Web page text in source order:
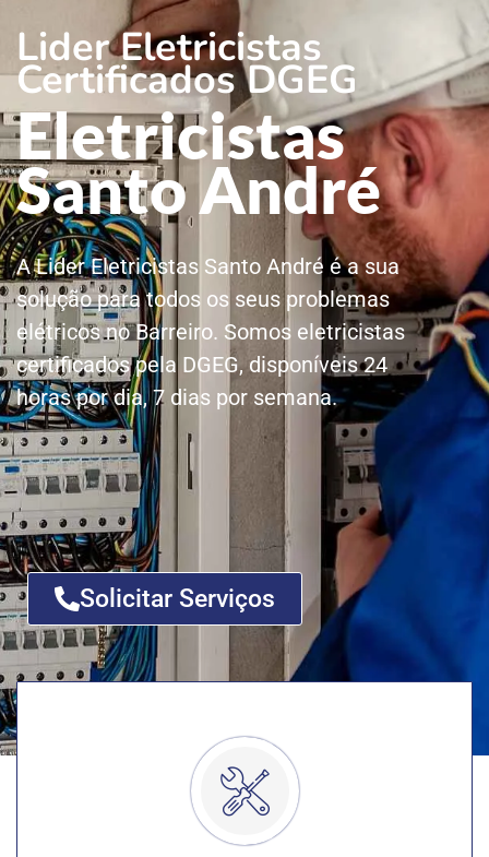
Lider Eletricistas
Certificados DGEG
Eletricistas
Santo André
A Lider Eletricistas Santo André é a sua
solução para todos os seus problemas
elétricos no Barreiro. Somos eletricistas
certificados pela DGEG, disponíveis 24
horas por dia, 7 dias por semana.
Solicitar Serviços